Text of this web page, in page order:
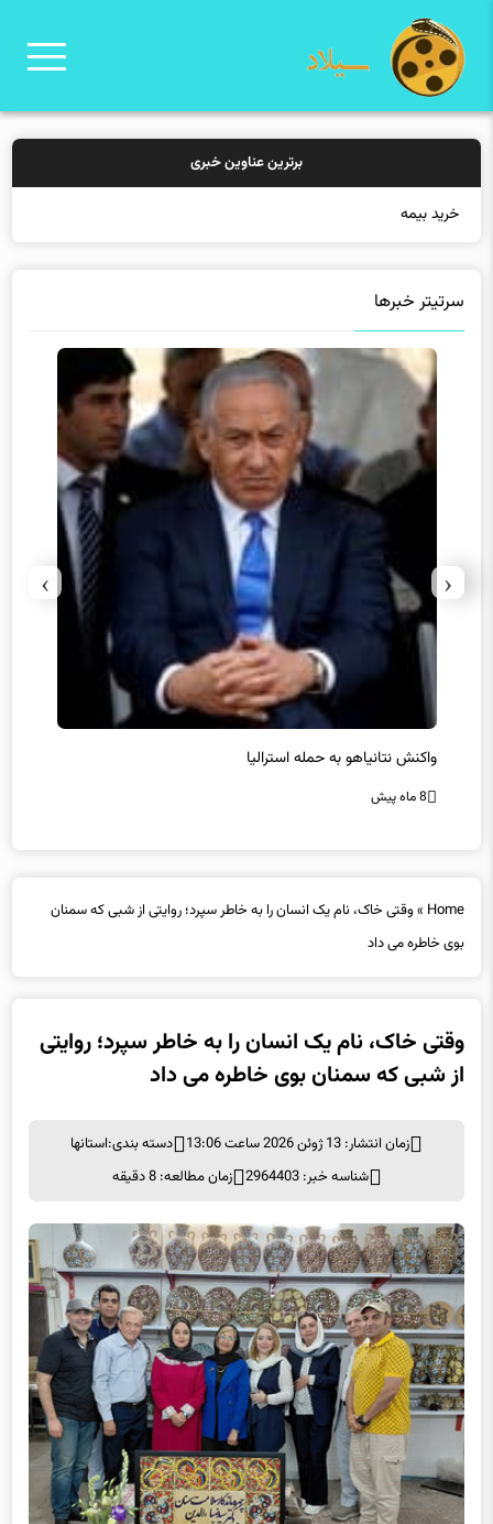
برترین عناوین خبری
خرید بیمه: سنتی یا آنلا
سرتیتر خبرها
واکنش نتانیاهو به حمله استرالیا
8 ماه پیش
‹
›
Home
» وقتی خاک، نام یک انسان را به خاطر سپرد؛ روایتی از شبی که سمنان
بوی خاطره می داد
وقتی خاک، نام یک انسان را به خاطر سپرد؛ روایتی
از شبی که سمنان بوی خاطره می داد
زمان انتشار: 13 ژوئن 2026 ساعت 13:06 دسته بندی:استانها
شناسه خبر: 2964403
زمان مطالعه: 8 دقیقه